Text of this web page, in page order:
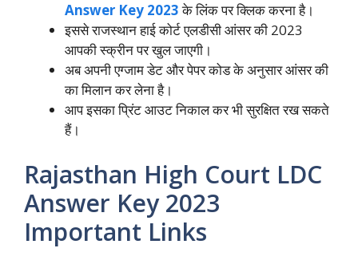
Answer Key 2023के लिंक पर क्लिक करना है।
इससे राजस्थान हाई कोर्ट एलडीसी आंसर की 2023
आपकी स्क्रीन पर खुल जाएगी।
अब अपनी एग्जाम डेट और पेपर कोड के अनुसार आंसर की
का मिलान कर लेना है।
आप इसका प्रिंट आउट निकाल कर भी सुरक्षित रख सकते
हैं।
Rajasthan High Court LDC
Answer Key 2023
Important Links